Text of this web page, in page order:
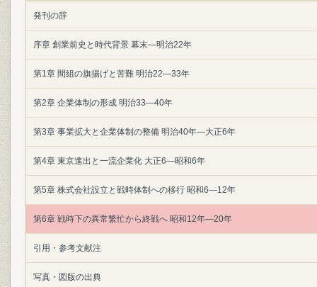
発刊の辞
序章 創業前史と時代背景 幕末―明治22年
第1章 間組の旗揚げと苦難 明治22―33年
第2章 企業体制の形成 明治33―40年
第3章 事業拡大と企業体制の整備 明治40年―大正6年
第4章 東京進出と一流企業化 大正6―昭和6年
第5章 株式会社設立と戦時体制への移行 昭和6―12年
第6章 戦時下の異常繁忙から終戦へ 昭和12年―20年
引用・参考文献注
写真・図版の出典